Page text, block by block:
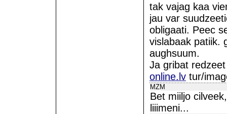
tak vajag kaa
jau var
obligaati. Peec
vislabaak patiik.
aughsuum.
Ja gribat
online.lv tur/
MZM
Bet miiljo
liiimeni...